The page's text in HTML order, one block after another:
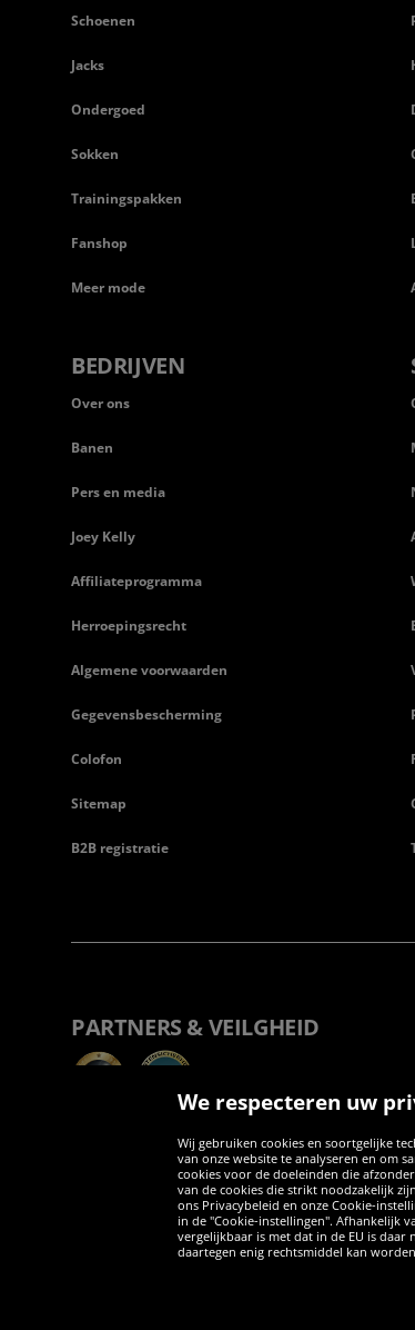
Schoenen
Jacks
Ondergoed
Sokken
Trainingspakken
Fanshop
Meer mode
BEDRIJVEN
Over ons
Banen
Pers en media
Joey Kelly
Affiliateprogramma
Herroepingsrecht
Algemene voorwaarden
Gegevensbescherming
Colofon
Sitemap
B2B registratie
PARTNERS & VEILGHEID
We respecteren uw
Wij gebruiken cookies en soortgelijke
van onze website te analyseren en om
cookies voor de doeleinden die
van de cookies die strikt noodzakelijk
ons Privacybeleid en onze Cookie-
in de "Cookie-instellingen". Afhankelijk
vergelijkbaar is met dat in de EU is
daartegen enig rechtsmiddel kan